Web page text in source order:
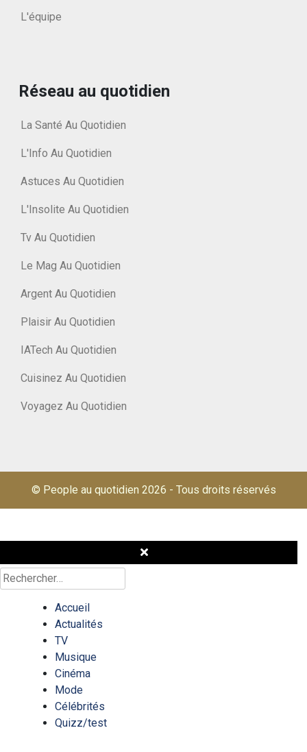
L'équipe
Réseau au quotidien
La Santé Au Quotidien
L'Info Au Quotidien
Astuces Au Quotidien
L'Insolite Au Quotidien
Tv Au Quotidien
Le Mag Au Quotidien
Argent Au Quotidien
Plaisir Au Quotidien
IATech Au Quotidien
Cuisinez Au Quotidien
Voyagez Au Quotidien
© People au quotidien 2026 - Tous droits réservés
Rechercher :
Accueil
Actualités
TV
Musique
Cinéma
Mode
Célébrités
Quizz/test